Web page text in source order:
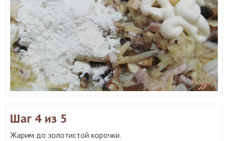
Шаг 4 из 5
Жарим до золотистой корочки.